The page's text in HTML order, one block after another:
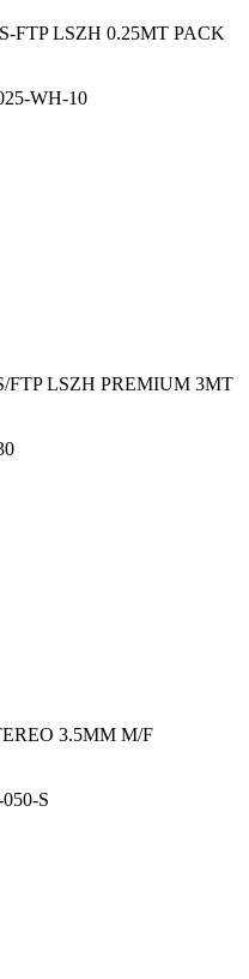
FTP LSZH 0.25MT PACK
WH-10
FTP LSZH PREMIUM 3MT
3.5MM M/F
S